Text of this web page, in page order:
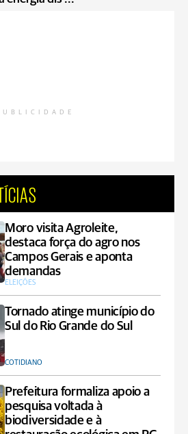
Moro visita Agroleite,
destaca força do agro nos
Campos Gerais e aponta
demandas
ELEIÇÕES
Tornado atinge município do
Sul do Rio Grande do Sul
COTIDIANO
Prefeitura formaliza apoio a
pesquisa voltada à
biodiversidade e à